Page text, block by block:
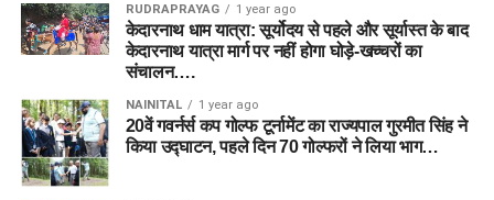
RUDRAPRAYAG 1 year ago
केदारनाथ धाम यात्रा: सूर्योदय से पहले और सूर्यास्त के बाद
केदारनाथ यात्रा मार्ग पर नहीं होगा घोड़े-खच्चरों का
संचालन….
NAINITAL 1 year ago
20वें गवर्नर्स कप गोल्फ टूर्नामेंट का राज्यपाल गुरमीत सिंह ने
किया उद्घाटन, पहले दिन 70 गोल्फरों ने लिया भाग…